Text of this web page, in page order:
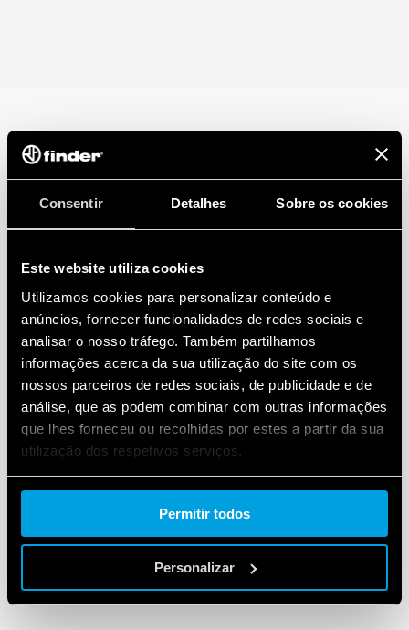
Consentir Detalhes Sobre os cookies
Este website utiliza cookies
Utilizamos cookies para personalizar conteúdo e
anúncios, fornecer funcionalidades de redes sociais e
analisar o nosso tráfego. Também partilhamos
informações acerca da sua utilização do site com os
nossos parceiros de redes sociais, de publicidade e de
análise, que as podem combinar com outras informações
que lhes forneceu ou recolhidas por estes a partir da sua
utilização dos respetivos serviços.
Cookie policy.
Permitir todos
Personalizar